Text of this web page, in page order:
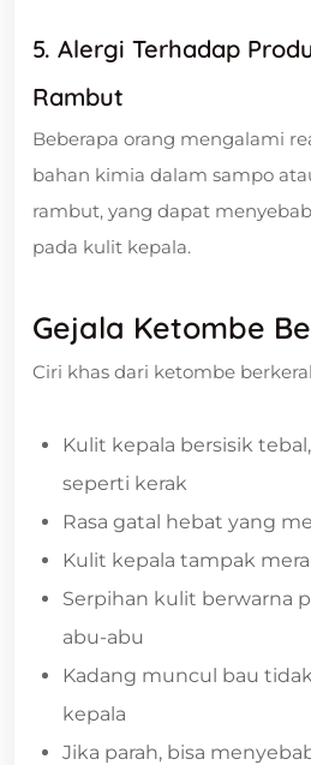
5. Alergi Terhadap
Rambut
Beberapa orang mengalami
bahan kimia dalam sampo
rambut, yang dapat
pada kulit kepala.
Gejala Ketombe
Ciri khas dari ketombe
Kulit kepala bersisik
seperti kerak
Rasa gatal hebat yang
Kulit kepala tampak
Serpihan kulit berwarna
abu-abu
Kadang muncul bau
kepala
Jika parah, bisa